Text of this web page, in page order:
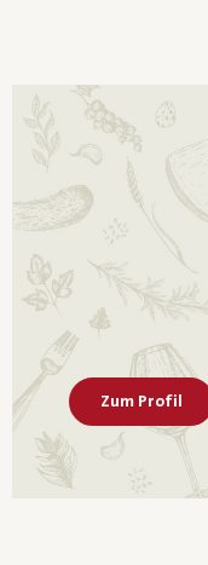
Zum Profil